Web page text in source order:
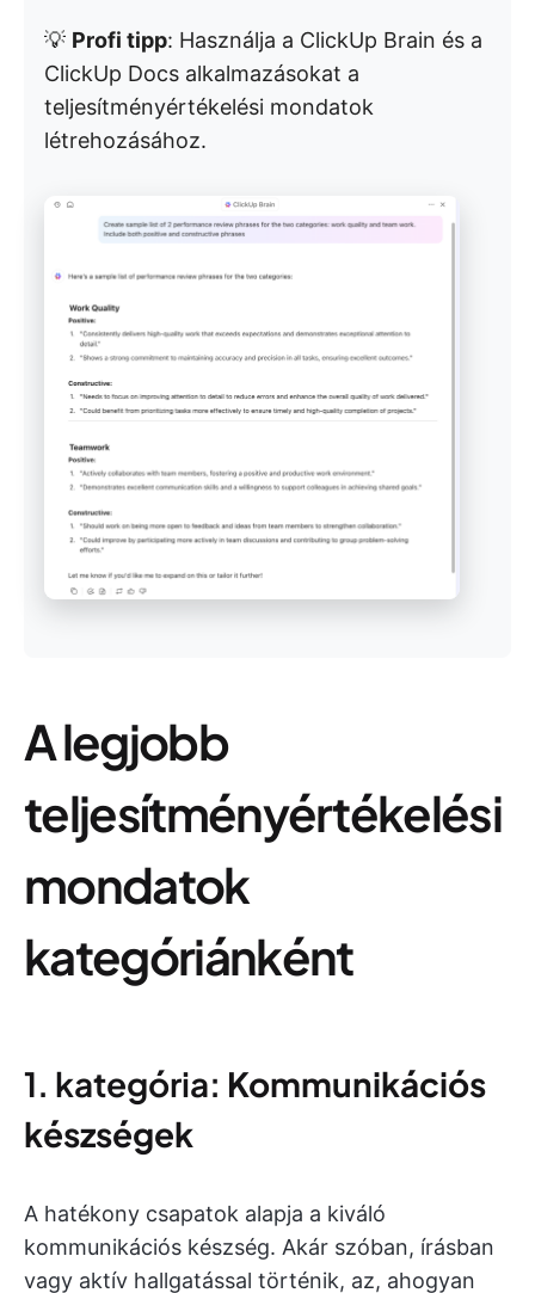
💡 Profi tipp: Használja a ClickUp Brain és a
ClickUp Docs alkalmazásokat a
teljesítményértékelési mondatok
létrehozásához.
A legjobb
teljesítményértékelési
mondatok
kategóriánként
1. kategória: Kommunikációs
készségek
A hatékony csapatok alapja a kiváló
kommunikációs készség. Akár szóban, írásban
vagy aktív hallgatással történik, az, ahogyan